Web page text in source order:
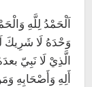
وَحْدَهُ لَا شَرِيكَ
الَّذِيْ لَا نَبِيّ
أَلِهِ وَأَصْحَابِهِ